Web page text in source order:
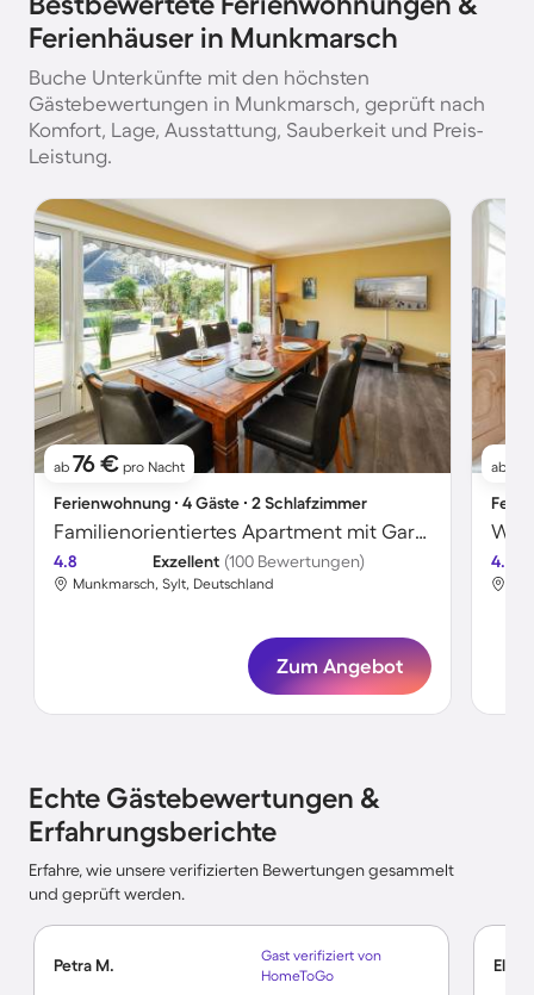
Ferienhäuser in Munkmarsch
Buche Unterkünfte mit den höchsten
Gästebewertungen in Munkmarsch, geprüft nach
Komfort, Lage, Ausstattung, Sauberkeit und Preis-
Leistung.
ab 76 € pro Nacht
Ferienwohnung ∙ 4 Gäste ∙ 2 Schlafzimmer
Familienorientiertes Apartment mit Garten und Terrasse | Haustiere sind willkommen
4.8 Exzellent (100 Bewertungen)
Munkmarsch, Sylt, Deutschland
Zum Angebot
ab
4.6
Echte Gästebewertungen &
Erfahrungsberichte
Erfahre, wie unsere verifizierten Bewertungen gesammelt
und geprüft werden.
Petra M.
Gast verifiziert von
HomeToGo
Ella